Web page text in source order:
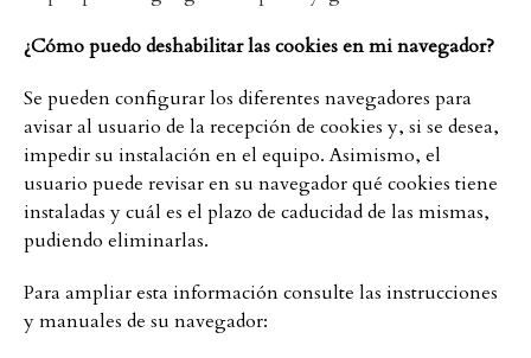
¿Cómo puedo deshabilitar las cookies en mi navegador?
Se pueden configurar los diferentes navegadores para
avisar al usuario de la recepción de cookies y, si se desea,
impedir su instalación en el equipo. Asimismo, el
usuario puede revisar en su navegador qué cookies tiene
instaladas y cuál es el plazo de caducidad de las mismas,
pudiendo eliminarlas.
Para ampliar esta información consulte las instrucciones
y manuales de su navegador: